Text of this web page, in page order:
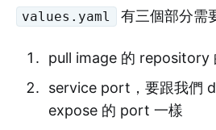
values.yaml 有三個部分需
pull image 的 repository
service port，要跟我們
expose 的 port 一樣